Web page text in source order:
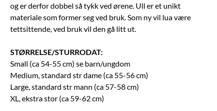
og er derfor dobbel så tykk ved ørene. Ull er et unikt
materiale som former seg ved bruk. Som ny vil lua være
tettsittende, ved bruk vil den gå litt ut.
STØRRELSE/STURRODAT:
Small (ca 54-55 cm) se barn/ungdom
Medium, standard str dame (ca 55-56 cm)
Large, standard str mann (ca 57-58 cm)
XL, ekstra stor (ca 59-62 cm)